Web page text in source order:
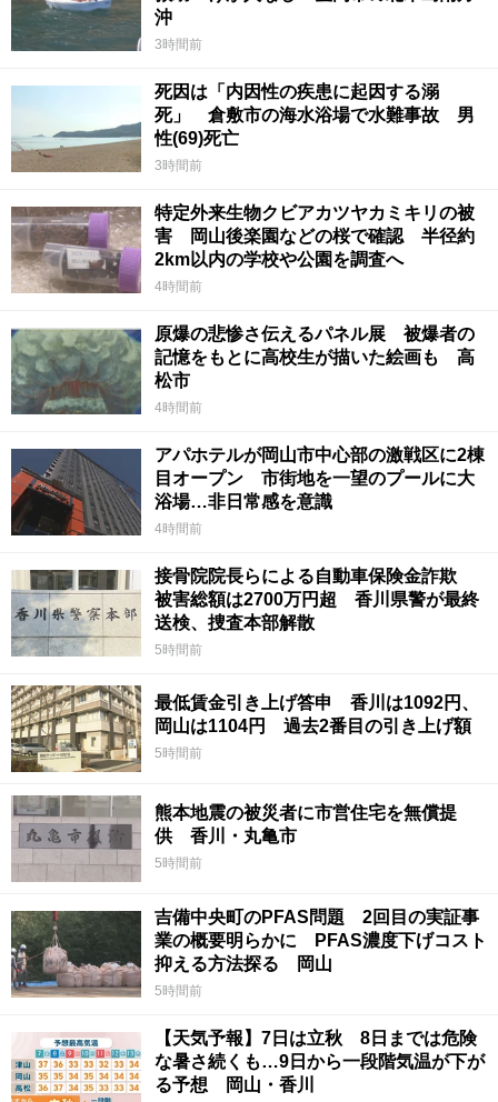
沖
3時間前
死因は「内因性の疾患に起因する溺
死」 倉敷市の海水浴場で水難事故 男
性(69)死亡
3時間前
特定外来生物クビアカツヤカミキリの被
害 岡山後楽園などの桜で確認 半径約
2km以内の学校や公園を調査へ
4時間前
原爆の悲惨さ伝えるパネル展 被爆者の
記憶をもとに高校生が描いた絵画も 高
松市
4時間前
アパホテルが岡山市中心部の激戦区に2棟
目オープン 市街地を一望のプールに大
浴場…非日常感を意識
4時間前
接骨院院長らによる自動車保険金詐欺
被害総額は2700万円超 香川県警が最終
送検、捜査本部解散
5時間前
最低賃金引き上げ答申 香川は1092円、
岡山は1104円 過去2番目の引き上げ額
5時間前
熊本地震の被災者に市営住宅を無償提
供 香川・丸亀市
5時間前
吉備中央町のPFAS問題 2回目の実証事
業の概要明らかに PFAS濃度下げコスト
抑える方法探る 岡山
5時間前
【天気予報】7日は立秋 8日までは危険
な暑さ続くも…9日から一段階気温が下が
る予想 岡山・香川